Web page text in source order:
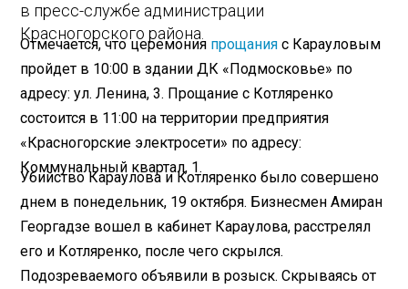
в пресс-службе администрации
Красногорского района.
Отмечается, что церемония прощания с Карауловым
пройдет в 10:00 в здании ДК «Подмосковье» по
адресу: ул. Ленина, 3. Прощание с Котляренко
состоится в 11:00 на территории предприятия
«Красногорские электросети» по адресу:
Коммунальный квартал, 1.
Убийство Караулова и Котляренко было совершено
днем в понедельник, 19 октября. Бизнесмен Амиран
Георгадзе вошел в кабинет Караулова, расстрелял
его и Котляренко, после чего скрылся.
Подозреваемого объявили в розыск. Скрываясь от